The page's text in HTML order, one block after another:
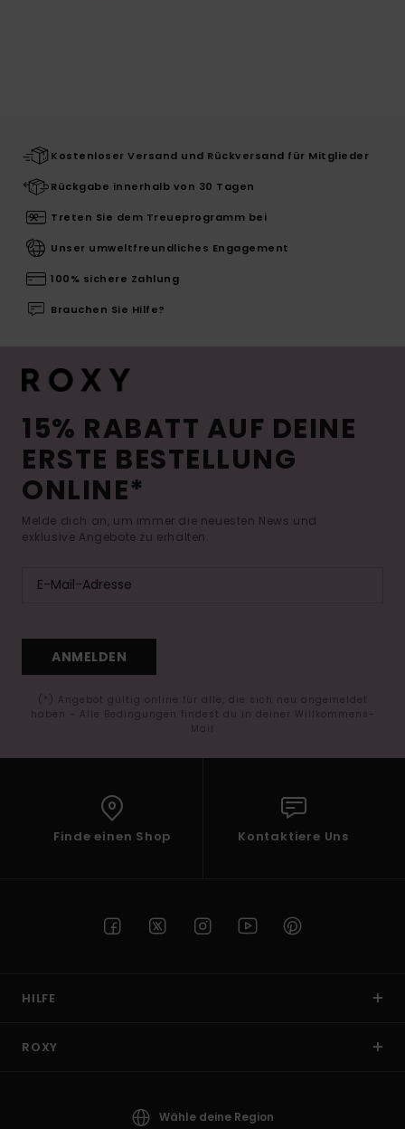
Kostenloser Versand und Rückversand für Mitglieder
Rückgabe innerhalb von 30 Tagen
Treten Sie dem Treueprogramm bei
Unser umweltfreundliches Engagement
100% sichere Zahlung
Brauchen Sie Hilfe?
15% RABATT AUF DEINE
ERSTE BESTELLUNG
ONLINE*
Melde dich an, um immer die neuesten News und
exklusive Angebote zu erhalten.
ANMELDEN
(*) Angebot gültig online für alle, die sich neu angemeldet
haben - Alle Bedingungen findest du in deiner Willkommens-
Mail
Finde einen Shop Kontaktiere Uns
HILFE
ROXY
Wähle deine Region